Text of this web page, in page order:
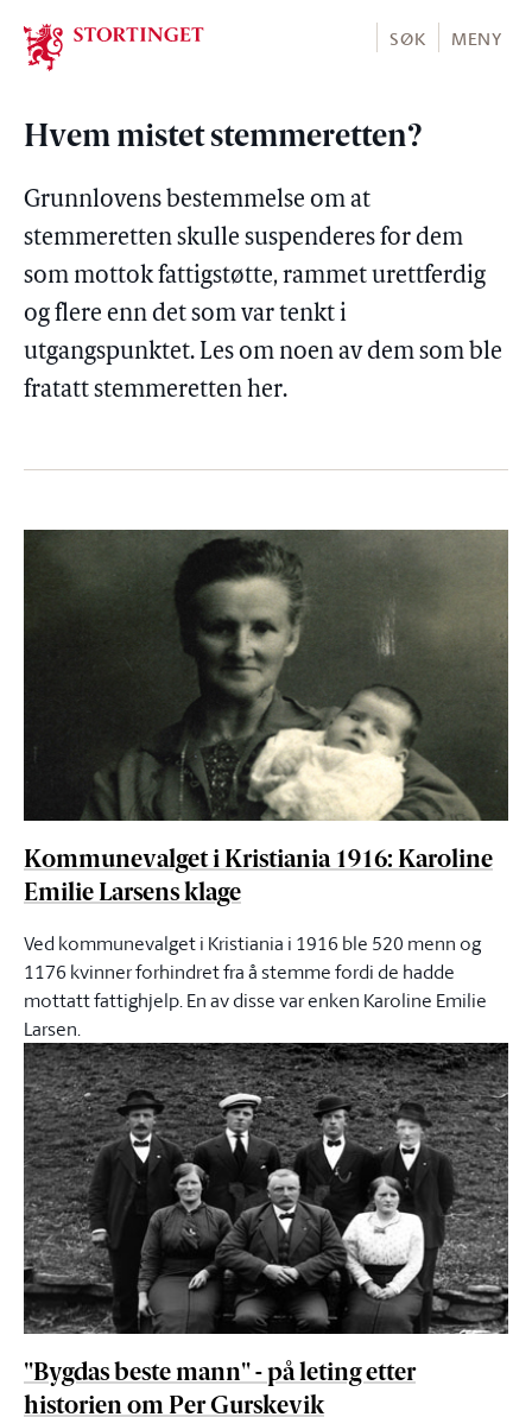
Stortinget.no
SØK MENY
Hvem mistet stemmeretten?
Grunnlovens bestemmelse om at
stemmeretten skulle suspenderes for dem
som mottok fattigstøtte, rammet urettferdig
og flere enn det som var tenkt i
utgangspunktet. Les om noen av dem som ble
fratatt stemmeretten her.
Kommunevalget i Kristiania 1916: Karoline
Emilie Larsens klage
Ved kommunevalget i Kristiania i 1916 ble 520 menn og
1176 kvinner forhindret fra å stemme fordi de hadde
mottatt fattighjelp. En av disse var enken Karoline Emilie
Larsen.
"Bygdas beste mann" - på leting etter
historien om Per Gurskevik